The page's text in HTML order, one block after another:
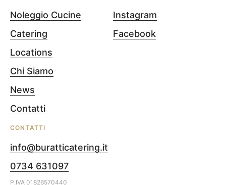
Noleggio Cucine
Catering
Locations
Chi Siamo
News
Contatti
Instagram
Facebook
CONTATTI
info@buratticatering.it
0734 631097
P.IVA 01826570440